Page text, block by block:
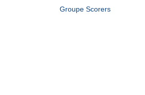
Groupe Scorers